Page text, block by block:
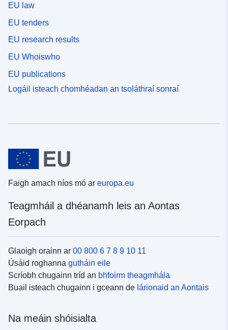
EU law
EU tenders
EU research results
EU Whoiswho
EU publications
Logáil isteach chomhéadan an tsoláthraí sonraí
Faigh amach níos mó ar europa.eu
Teagmháil a dhéanamh leis an Aontas
Eorpach
Glaoigh orainn ar 00 800 6 7 8 9 10 11
Úsáid roghanna gutháin eile
Scríobh chugainn tríd an bhfoirm theagmhála
Buail isteach chugainn i gceann de lárionaid an Aontais
Na meáin shóisialta